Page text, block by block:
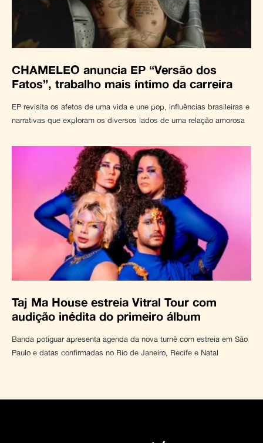
CHAMELEO anuncia EP “Versão dos
Fatos”, trabalho mais íntimo da carreira
EP revisita os afetos de uma vida e une pop, influências brasileiras e
narrativas que exploram os diversos lados de uma relação amorosa
Taj Ma House estreia Vitral Tour com
audição inédita do primeiro álbum
Banda potiguar apresenta agenda da nova turnê com estreia em São
Paulo e datas confirmadas no Rio de Janeiro, Recife e Natal